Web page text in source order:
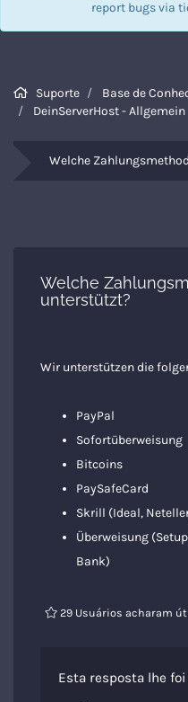
report bugs via
Suporte
Base de
DeinServerHost - Allgemein
Welche
Welche
unterstützt?
Wir unterstützen die
PayPal
Sofortüberweisung
Bitcoins
PaySafeCard
Skrill (Ideal,
Überweisung
Bank)
29 Usuários acharam
Esta resposta lhe